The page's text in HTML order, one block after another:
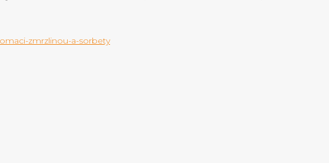
zmrzlinou-a-sorbety